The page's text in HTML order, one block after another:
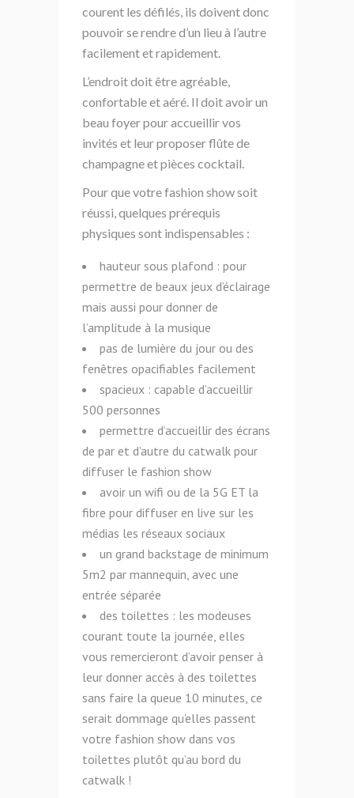
courent les défilés, ils doivent donc
pouvoir se rendre d’un lieu à l’autre
facilement et rapidement.
L’endroit doit être agréable,
confortable et aéré. Il doit avoir un
beau foyer pour accueillir vos
invités et leur proposer flûte de
champagne et pièces cocktail.
Pour que votre fashion show soit
réussi, quelques prérequis
physiques sont indispensables :
hauteur sous plafond : pour
permettre de beaux jeux d’éclairage
mais aussi pour donner de
l’amplitude à la musique
pas de lumière du jour ou des
fenêtres opacifiables facilement
spacieux : capable d’accueillir
500 personnes
permettre d’accueillir des écrans
de par et d’autre du catwalk pour
diffuser le fashion show
avoir un wifi ou de la 5G ET la
fibre pour diffuser en live sur les
médias les réseaux sociaux
un grand backstage de minimum
5m2 par mannequin, avec une
entrée séparée
des toilettes : les modeuses
courant toute la journée, elles
vous remercieront d’avoir penser à
leur donner accès à des toilettes
sans faire la queue 10 minutes, ce
serait dommage qu’elles passent
votre fashion show dans vos
toilettes plutôt qu’au bord du
catwalk !